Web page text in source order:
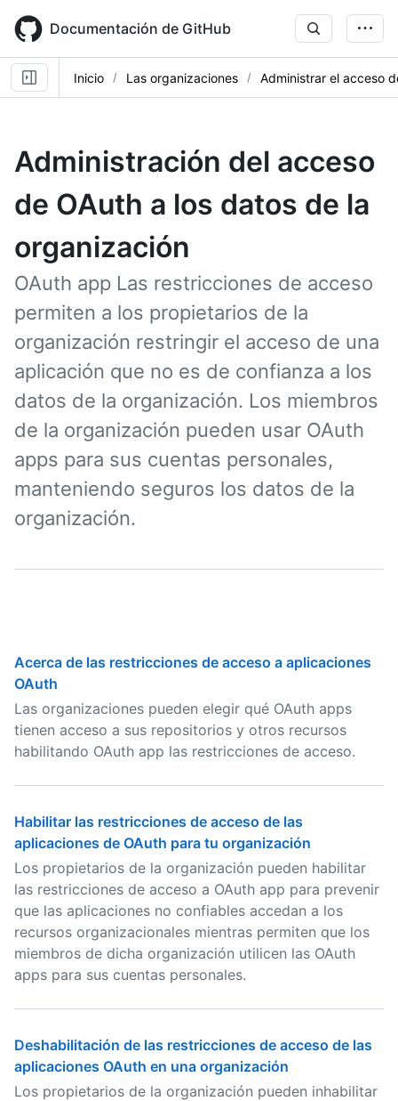
main
content
Documentación de GitHub
Inicio Las organizaciones Administrar el acceso
Administración del acceso
de OAuth a los datos de la
organización
OAuth app Las restricciones de acceso
permiten a los propietarios de la
organización restringir el acceso de una
aplicación que no es de confianza a los
datos de la organización. Los miembros
de la organización pueden usar OAuth
apps para sus cuentas personales,
manteniendo seguros los datos de la
organización.
Acerca de las restricciones de acceso a aplicaciones
OAuth
Las organizaciones pueden elegir qué OAuth apps
tienen acceso a sus repositorios y otros recursos
habilitando OAuth app las restricciones de acceso.
Habilitar las restricciones de acceso de las
aplicaciones de OAuth para tu organización
Los propietarios de la organización pueden habilitar
las restricciones de acceso a OAuth app para prevenir
que las aplicaciones no confiables accedan a los
recursos organizacionales mientras permiten que los
miembros de dicha organización utilicen las OAuth
apps para sus cuentas personales.
Deshabilitación de las restricciones de acceso de las
aplicaciones OAuth en una organización
Los propietarios de la organización pueden inhabilitar